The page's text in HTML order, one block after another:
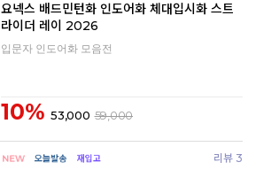
요넥스 배드민턴화 인도어화 체대입시화 스트
라이더 레이 2026
입문자 인도어화 모음전
10% 53,000 59,000
리뷰 3